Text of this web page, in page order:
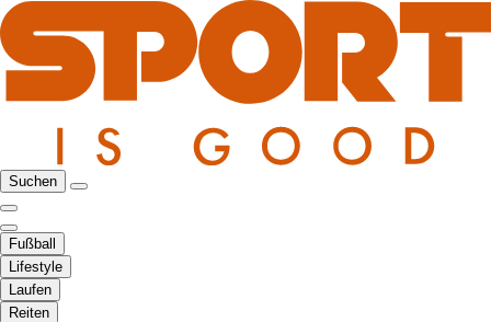
Suchen
Fußball
Lifestyle
Laufen
Reiten